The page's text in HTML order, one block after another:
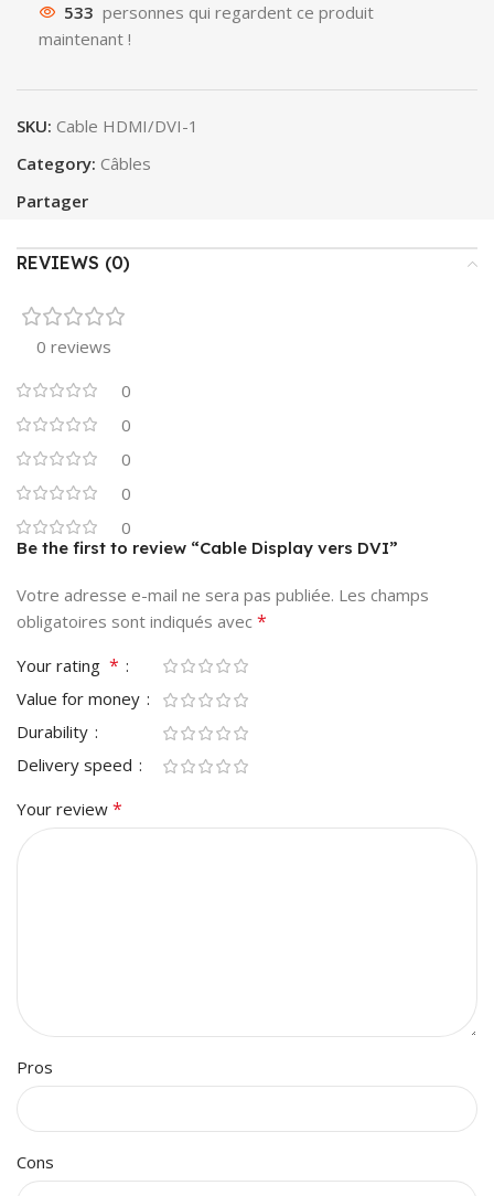
533 personnes qui regardent ce produit
maintenant !
SKU: Cable HDMI/DVI-1
Category: Câbles
Partager
REVIEWS (0)
0 reviews
0
0
0
0
0
Be the first to review “Cable Display vers DVI”
Votre adresse e-mail ne sera pas publiée. Les champs
obligatoires sont indiqués avec *
Your rating *
Value for money
Durability
Delivery speed
Your review *
Pros
Cons